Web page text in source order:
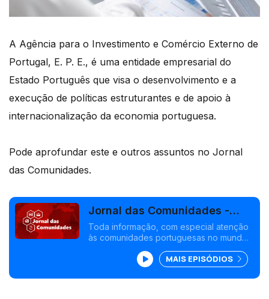
A Agência para o Investimento e Comércio Externo de
Portugal, E. P. E., é uma entidade empresarial do
Estado Português que visa o desenvolvimento e a
execução de políticas estruturantes e de apoio à
internacionalização da economia portuguesa.
Pode aprofundar este e outros assuntos no Jornal
das Comunidades.
Jornal das Comunidades -
Paula Machado
Toda informação, com especial atenção
às comunidades portuguesas no mundo,
MAIS EPISÓDIOS